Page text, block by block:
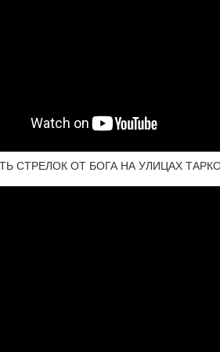
СТРЕЛОК ОТ БОГА НА УЛИЦАХ